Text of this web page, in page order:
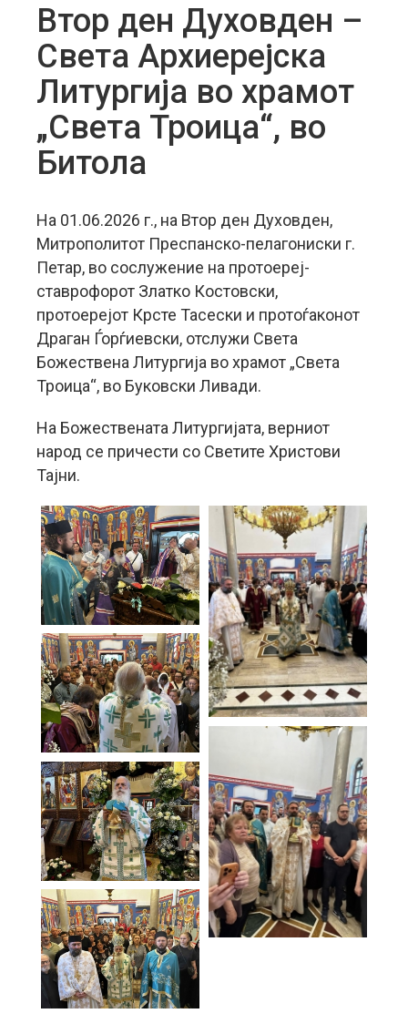
Втор ден Духовден –
Света Архиерејска
Литургија во храмот
„Света Троица“, во
Битола
На 01.06.2026 г., на Втор ден Духовден,
Митрополитот Преспанско-пелагониски г.
Петар, во сослужение на протоереј-
ставрофорот Златко Костовски,
протоерејот Крсте Тасески и протоѓаконот
Драган Ѓорѓиевски, отслужи Света
Божествена Литургија во храмот „Света
Троица“, во Буковски Ливади.
На Божествената Литургијата, верниот
народ се причести со Светите Христови
Тајни.